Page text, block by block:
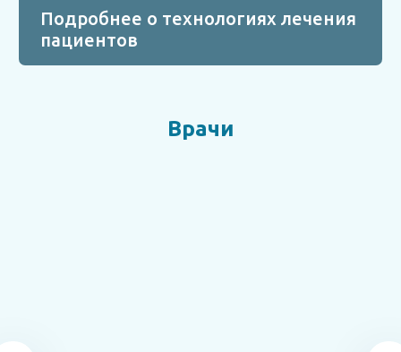
Подробнее о технологиях лечения
пациентов
Врачи